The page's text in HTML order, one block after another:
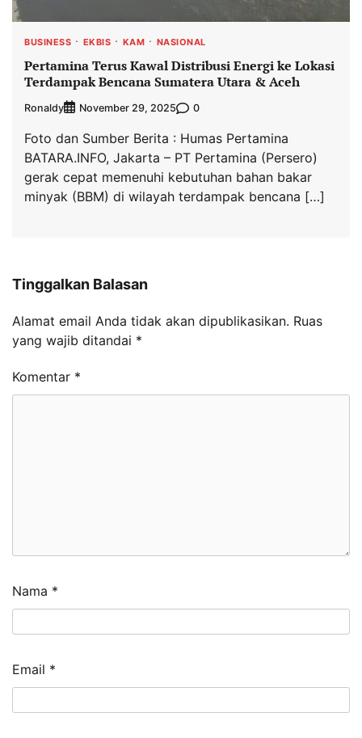
BUSINESS EKBIS KAM NASIONAL
Pertamina Terus Kawal Distribusi Energi ke Lokasi
Terdampak Bencana Sumatera Utara & Aceh
Ronaldy November 29, 2025 0
Foto dan Sumber Berita : Humas Pertamina
BATARA.INFO, Jakarta – PT Pertamina (Persero)
gerak cepat memenuhi kebutuhan bahan bakar
minyak (BBM) di wilayah terdampak bencana […]
Tinggalkan Balasan
Alamat email Anda tidak akan dipublikasikan. Ruas
yang wajib ditandai *
Komentar *
Nama *
Email *